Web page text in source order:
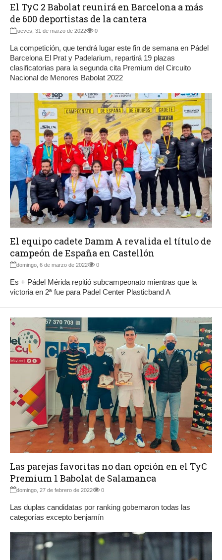
El TyC 2 Babolat reunirá en Barcelona a más
de 600 deportistas de la cantera
jueves, 31 de marzo de 2022 0
La competición, que tendrá lugar este fin de semana en Pádel
Barcelona El Prat y Padelarium, repartirá 19 plazas
clasificatorias para la segunda cita Premium del Circuito
Nacional de Menores Babolat 2022
El equipo cadete Damm A revalida el título de
campeón de España en Castellón
domingo, 6 de marzo de 2022 0
Es + Pádel Mérida repitió subcampeonato mientras que la
victoria en 2ª fue para Padel Center Plasticband A
Las parejas favoritas no dan opción en el TyC
Premium 1 Babolat de Salamanca
domingo, 27 de febrero de 2022 0
Las duplas candidatas por ranking gobernaron todas las
categorías excepto benjamín